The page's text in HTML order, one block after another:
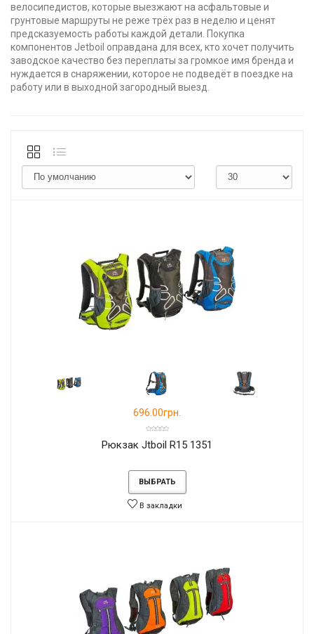
велосипедистов, которые выезжают на асфальтовые и
грунтовые маршруты не реже трёх раз в неделю и ценят
предсказуемость работы каждой детали. Покупка
компонентов Jetboil оправдана для всех, кто хочет получить
заводское качество без переплаты за громкое имя бренда и
нуждается в снаряжении, которое не подведёт в поездке на
работу или в выходной загородный выезд.
696.00грн.
Рюкзак Jtboil R15 1351
ВЫБРАТЬ
В закладки